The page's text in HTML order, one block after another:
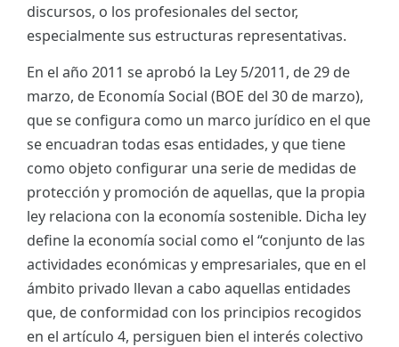
discursos, o los profesionales del sector,
especialmente sus estructuras representativas.
En el año 2011 se aprobó la Ley 5/2011, de 29 de
marzo, de Economía Social (BOE del 30 de marzo),
que se configura como un marco jurídico en el que
se encuadran todas esas entidades, y que tiene
como objeto configurar una serie de medidas de
protección y promoción de aquellas, que la propia
ley relaciona con la economía sostenible. Dicha ley
define la economía social como el “conjunto de las
actividades económicas y empresariales, que en el
ámbito privado llevan a cabo aquellas entidades
que, de conformidad con los principios recogidos
en el artículo 4, persiguen bien el interés colectivo